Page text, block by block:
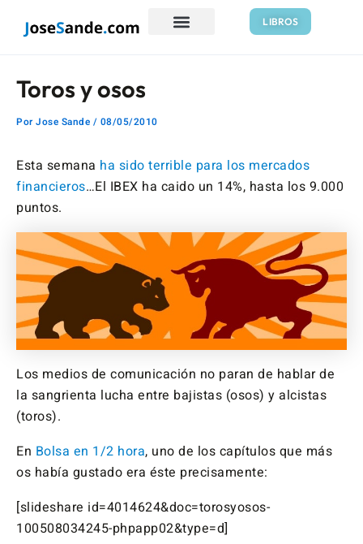
LIBROS
Toros y osos
Por Jose Sande / 08/05/2010
Esta semana ha sido terrible para los mercados
financieros…El IBEX ha caido un 14%, hasta los 9.000
puntos.
Los medios de comunicación no paran de hablar de
la sangrienta lucha entre bajistas (osos) y alcistas
(toros).
En Bolsa en 1/2 hora, uno de los capítulos que más
os había gustado era éste precisamente:
[slideshare id=4014624&doc=torosyosos-
100508034245-phpapp02&type=d]
de